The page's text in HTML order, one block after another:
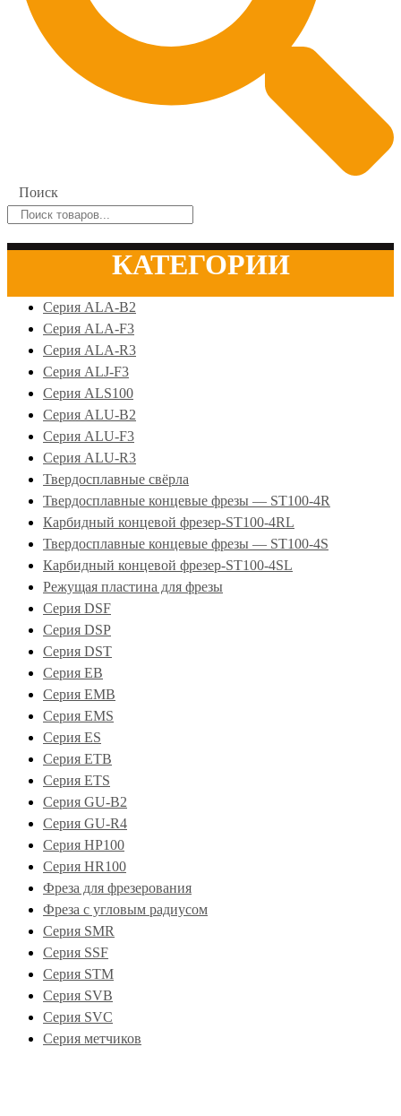
Поиск
КАТЕГОРИИ
Серия ALA-B2
Серия ALA-F3
Серия ALA-R3
Серия ALJ-F3
Серия ALS100
Серия ALU-B2
Серия ALU-F3
Серия ALU-R3
Твердосплавные свёрла
Твердосплавные концевые фрезы — ST100-4R
Карбидный концевой фрезер-ST100-4RL
Твердосплавные концевые фрезы — ST100-4S
Карбидный концевой фрезер-ST100-4SL
Режущая пластина для фрезы
Серия DSF
Серия DSP
Серия DST
Серия EB
Серия EMB
Серия EMS
Серия ES
Серия ETB
Серия ETS
Серия GU-B2
Серия GU-R4
Серия HP100
Серия HR100
Фреза для фрезерования
Фреза с угловым радиусом
Серия SMR
Серия SSF
Серия STM
Серия SVB
Серия SVC
Серия метчиков